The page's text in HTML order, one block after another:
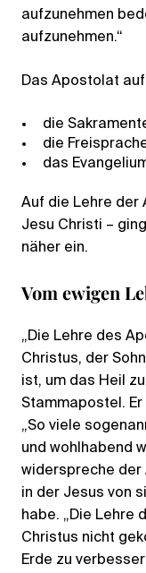
aufzunehmen
aufzunehmen.“
Das Apostolat
die
die
das
Auf die Lehre der
Jesu Christi –
näher ein.
Vom ewigen
„Die Lehre des
Christus, der
ist, um das Heil
Stammapostel.
„So viele
und wohlhabend
widerspreche der
in der Jesus von
habe. „Die Lehre
Christus nicht
Erde zu